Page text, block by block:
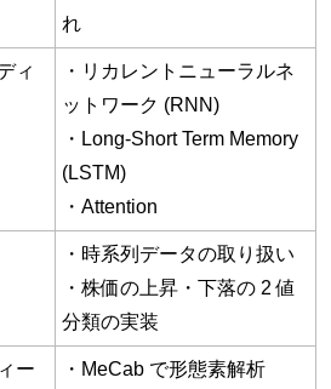
れ
ィ
・リカレントニューラルネ
ットワーク (RNN)
・Long-Short Term Memory
(LSTM)
・Attention
・時系列データの取り扱い
・株価の上昇・下落の 2 値
分類の実装
ー
・MeCab で形態素解析